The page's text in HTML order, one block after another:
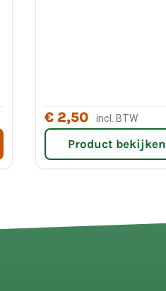
€ 2,50 incl. BTW
Product bekijken